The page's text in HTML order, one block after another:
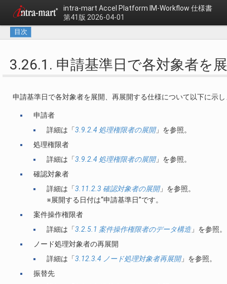
intra-mart Accel Platform IM-Workflow 仕様書
第41版 2026-04-01
目次
3.26.1. 申請基準日で各対象者を
申請基準日で各対象者を展開、再展開する仕様について以下に示
申請者
詳細は「3.9.2.4 処理権限者の展開」を参照。
処理権限者
詳細は「3.9.2.4 処理権限者の展開」を参照。
確認対象者
詳細は「3.11.2.3 確認対象者の展開」を参照。
※展開する日付は“申請基準日”です。
案件操作権限者
詳細は「3.2.5.1 案件操作権限者のデータ構造」を参照。
ノード処理対象者の再展開
詳細は「3.12.3.4 ノード処理対象者再展開」を参照。
振替先